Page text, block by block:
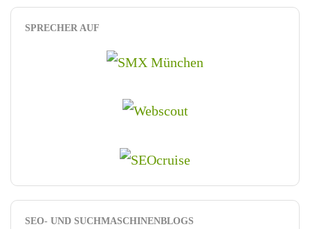
SPRECHER AUF
SEO- UND SUCHMASCHINENBLOGS